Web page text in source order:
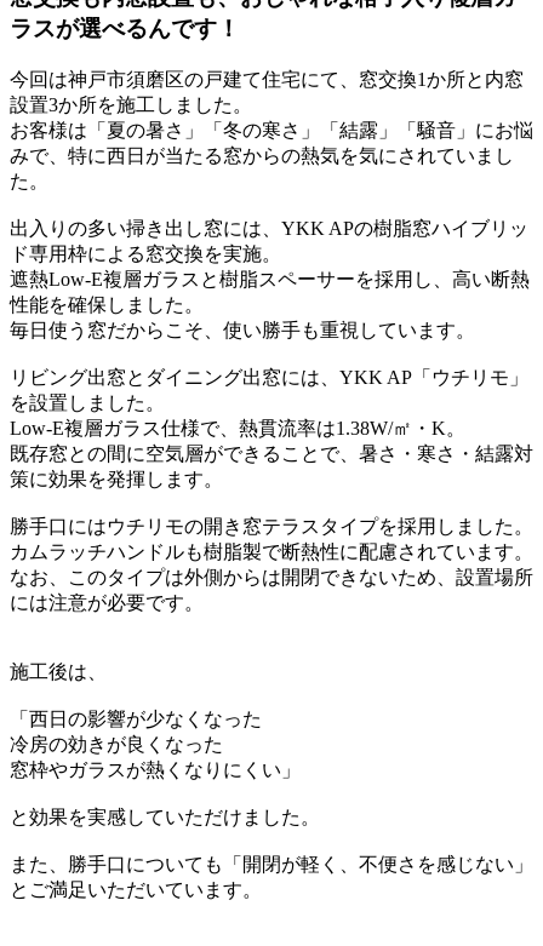
ラスが選べるんです！
今回は神戸市須磨区の戸建て住宅にて、窓交換1か所と内窓
設置3か所を施工しました。
お客様は「夏の暑さ」「冬の寒さ」「結露」「騒音」にお悩
みで、特に西日が当たる窓からの熱気を気にされていまし
た。
出入りの多い掃き出し窓には、YKK APの樹脂窓ハイブリッ
ド専用枠による窓交換を実施。
遮熱Low-E複層ガラスと樹脂スペーサーを採用し、高い断熱
性能を確保しました。
毎日使う窓だからこそ、使い勝手も重視しています。
リビング出窓とダイニング出窓には、YKK AP「ウチリモ」
を設置しました。
Low-E複層ガラス仕様で、熱貫流率は1.38W/㎡・K。
既存窓との間に空気層ができることで、暑さ・寒さ・結露対
策に効果を発揮します。
勝手口にはウチリモの開き窓テラスタイプを採用しました。
カムラッチハンドルも樹脂製で断熱性に配慮されています。
なお、このタイプは外側からは開閉できないため、設置場所
には注意が必要です。
施工後は、
「西日の影響が少なくなった
冷房の効きが良くなった
窓枠やガラスが熱くなりにくい」
と効果を実感していただけました。
また、勝手口についても「開閉が軽く、不便さを感じない」
とご満足いただいています。